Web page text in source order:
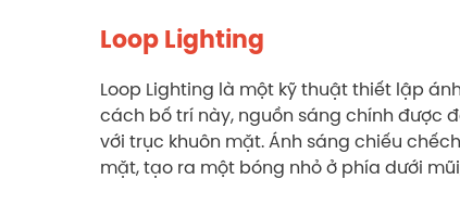
Loop Lighting
Loop Lighting là một kỹ thuật thiết lập
cách bố trí này, nguồn sáng chính được
với trục khuôn mặt. Ánh sáng chiếu
mặt, tạo ra một bóng nhỏ ở phía dưới